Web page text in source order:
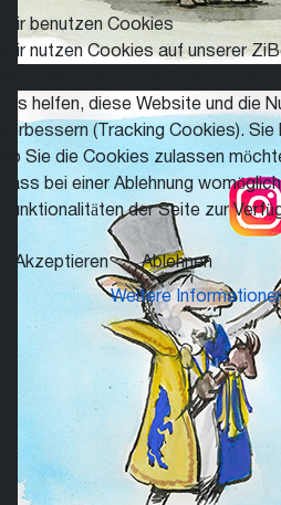
Wir benutzen Cookies
Wir nutzen Cookies auf unserer
uns helfen, diese Website und die
verbessern (Tracking Cookies). Sie
ob Sie die Cookies zulassen
dass bei einer Ablehnung
Funktionalitäten der Seite zur
Akzeptieren Ablehnen
Weitere